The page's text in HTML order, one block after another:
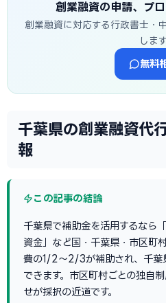
創業融資の申請、プ
創業融資に対応する行政書士・
しま
無料
千葉県の創業融資代
報
この記事の結論
千葉県で補助金を活用するなら
資金」など国・千葉県・市区町
費の1/2〜2/3が補助され、千葉
できます。市区町村ごとの独自
せが採択の近道です。